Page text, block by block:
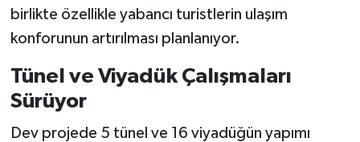
birlikte özellikle yabancı turistlerin ulaşım
konforunun artırılması planlanıyor.
Tünel ve Viyadük Çalışmaları
Sürüyor
Dev projede 5 tünel ve 16 viyadüğün yapımı